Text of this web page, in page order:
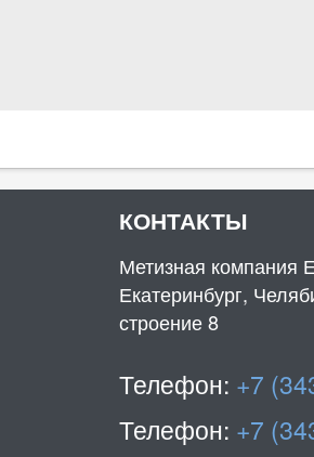
КОНТАКТЫ
Метизная компания
Екатеринбург,
строение 8
Телефон: +7
Телефон: +7